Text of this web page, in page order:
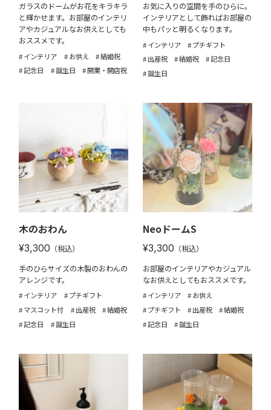
ガラスのドームがお花をキラキラ
と輝かせます。お部屋のインテリ
アやカジュアルなお供えとしても
おススメです。
インテリア お供え
結婚祝
記念日
誕生日 開業・開店祝
お気に入りの空間を手のひらに。
インテリアとして飾ればお部屋の
中もパッと明るくなります。
インテリア
プチギフト
出産祝
結婚祝
記念日
誕生日
木のおわん
¥3,300 （税込）
手のひらサイズの木製のおわんの
アレンジです。
インテリア
プチギフト
マスコット付
出産祝
結婚祝
記念日
誕生日
NeoドームS
¥3,300 （税込）
お部屋のインテリアやカジュアル
なお供えとしてもおススメです。
インテリア
お供え
プチギフト
出産祝
結婚祝
記念日
誕生日